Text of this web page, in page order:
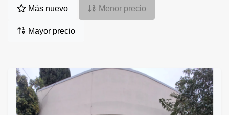
Más nuevo Menor precio
Mayor precio